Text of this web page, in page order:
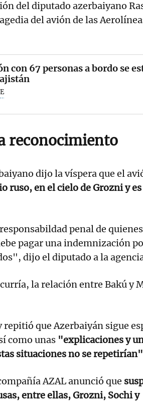
del diputado azerbaiyano
del avión de las
con 67 personas a bordo se
reconocimiento
dijo la víspera que el
ruso, en el cielo de Grozni y es
penal de quienes
pagar una indemnización
dijo el diputado a la
la relación entre Bakú y
que Azerbaiyán sigue
como unas "explicaciones y
situaciones no se
AZAL anunció que
entre ellas, Grozni, Sochi y